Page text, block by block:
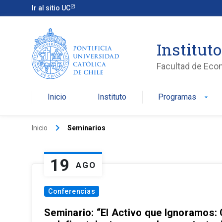
Ir al sitio UC
Facultad de
Inicio Instituto Programas arrow_drop_down
Inicio keyboard_arrow_right Seminarios
19 AGO
Conferencias
Seminario: “El Activo que